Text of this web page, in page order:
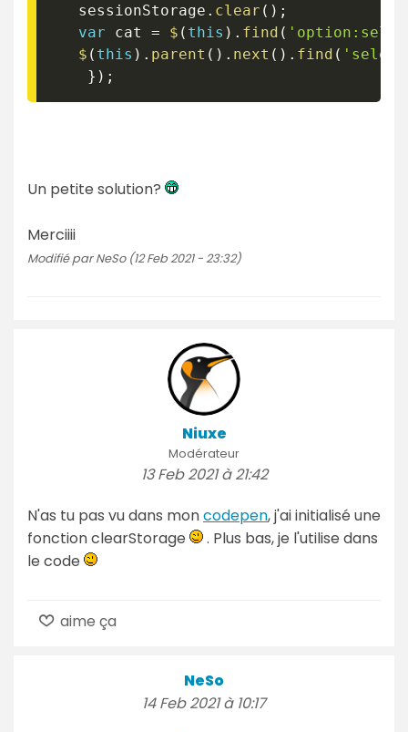
   sessionStorage
. clear ( ) ;
var cat = $ ( this ) . find (
$ ( this ) . parent ( ) . next ( ) . find (
} ) ;
Un petite solution?
Merciiii
Modifié par NeSo (12 Feb 2021 - 23:32)
Niuxe
Modérateur
13 Feb 2021 à 21:42
N'as tu pas vu dans moncodepen, j'ai initialisé une
fonction clearStorage
. Plus bas, je l'utilise dans
le code
aime ça
NeSo
14 Feb 2021 à 10:17